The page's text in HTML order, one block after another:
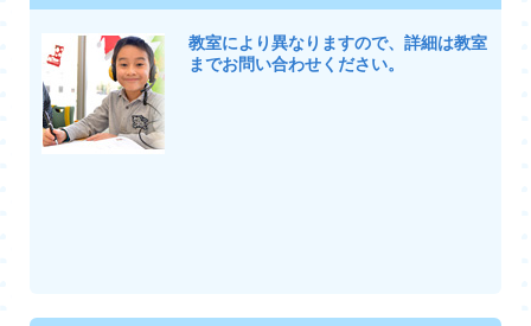
教室により異なりますので、詳細は教室
までお問い合わせください。